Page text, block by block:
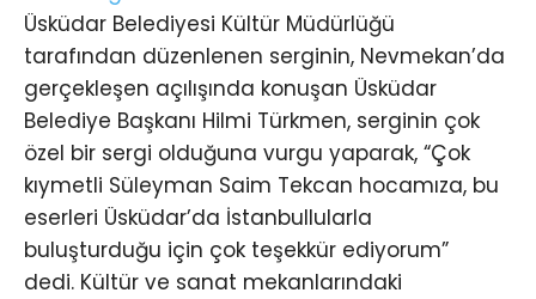
Üsküdar Belediyesi Kültür Müdürlüğü
tarafından düzenlenen serginin, Nevmekan’da
gerçekleşen açılışında konuşan Üsküdar
Belediye Başkanı Hilmi Türkmen, serginin çok
özel bir sergi olduğuna vurgu yaparak, “Çok
kıymetli Süleyman Saim Tekcan hocamıza, bu
eserleri Üsküdar’da İstanbullularla
buluşturduğu için çok teşekkür ediyorum”
dedi. Kültür ve sanat mekanlarındaki